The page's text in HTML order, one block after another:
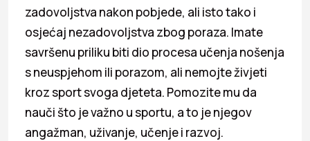
zadovoljstva nakon pobjede, ali isto tako i
osjećaj nezadovoljstva zbog poraza. Imate
savršenu priliku biti dio procesa učenja nošenja
s neuspjehom ili porazom, ali nemojte živjeti
kroz sport svoga djeteta. Pomozite mu da
nauči što je važno u sportu, a to je njegov
angažman, uživanje, učenje i razvoj.